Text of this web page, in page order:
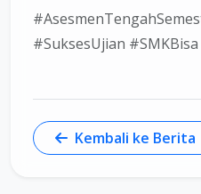
#SuksesUjian #SMKBisa
Kembali ke Berita